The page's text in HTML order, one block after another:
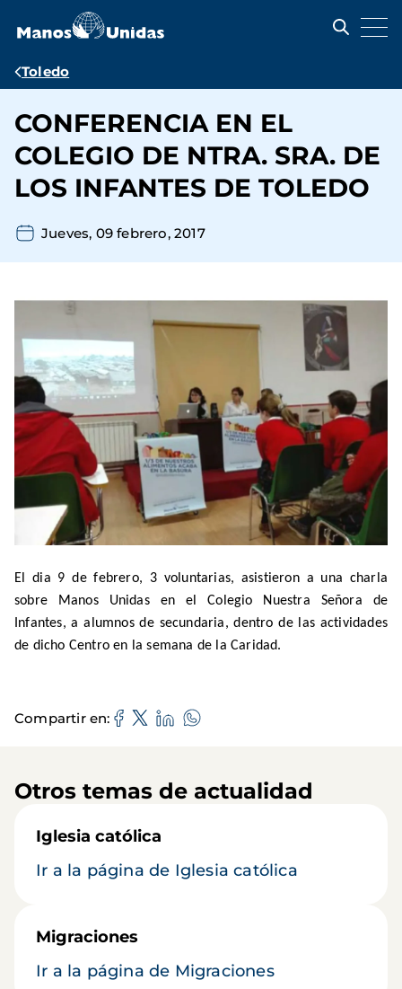
contenido
Ruta
navegación
Toledo
CONFERENCIA EN EL
COLEGIO DE NTRA. SRA. DE
LOS INFANTES DE TOLEDO
Jueves, 09 febrero, 2017
El dia 9 de febrero, 3 voluntarias, asistieron a una charla
sobre Manos Unidas en el Colegio Nuestra Señora de
Infantes, a alumnos de secundaria, dentro de las actividades
de dicho Centro en la semana de la Caridad.
Compartir en
Otros temas de actualidad
Iglesia católica
Ir a la página de Iglesia católica
Migraciones
Ir a la página de Migraciones